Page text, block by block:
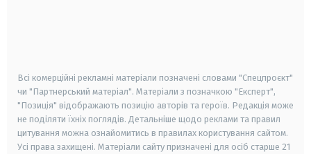
Всі комерційні рекламні матеріали позначені словами "Спецпроєкт"
чи "Партнерський матеріал". Матеріали з позначкою "Експерт",
"Позиція" відображають позицію авторів та героїв. Редакція може
не поділяти їхніх поглядів. Детальніше щодо реклами та правил
цитування можна ознайомитись в правилах користування сайтом.
Усі права захищені. Матеріали сайту призначені для осіб старше 21